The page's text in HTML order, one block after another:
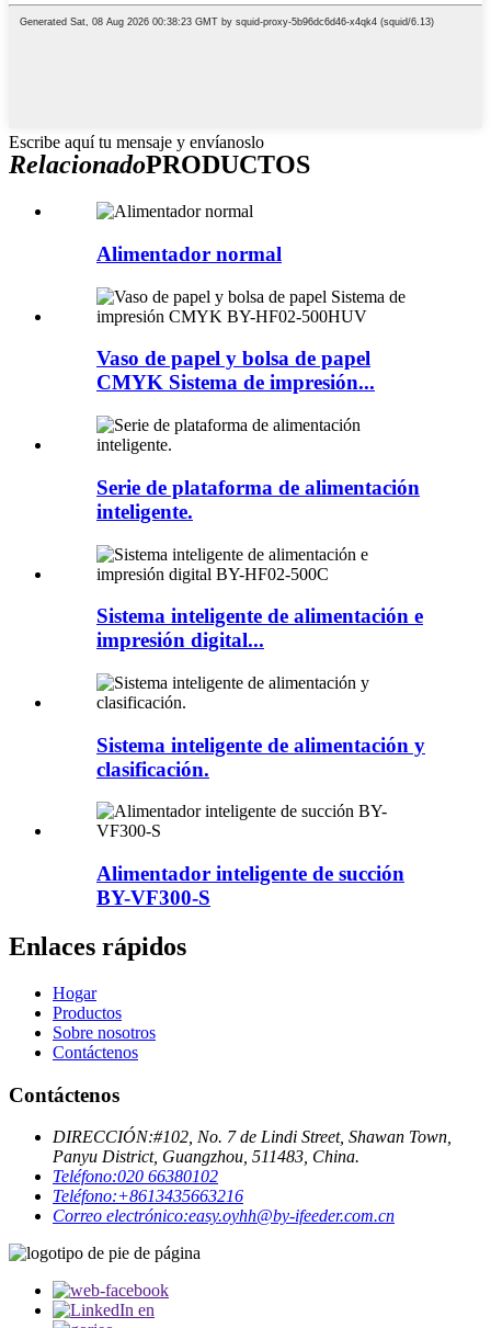
Escribe aquí tu mensaje y envíanoslo
RelacionadoPRODUCTOS
Alimentador normal
Vaso de papel y bolsa de papel
CMYK Sistema de impresión...
Serie de plataforma de alimentación
inteligente.
Sistema inteligente de alimentación e
impresión digital...
Sistema inteligente de alimentación y
clasificación.
Alimentador inteligente de succión
BY-VF300-S
Enlaces rápidos
Hogar
Productos
Sobre nosotros
Contáctenos
Contáctenos
DIRECCIÓN:#102, No. 7 de Lindi Street, Shawan Town,
Panyu District, Guangzhou, 511483, China.
Teléfono:020 66380102
Teléfono:+8613435663216
Correo electrónico:easy.oyhh@by-ifeeder.com.cn